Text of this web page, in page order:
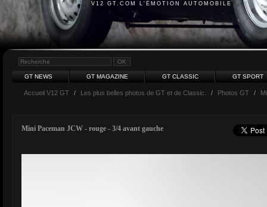
V12 GT.COM L'ÉMOTION AUTOMOBILE
GT NEWS GT MAGAZINE GT CLASSIC GT SPORT
Accueil V12 GT / Les plus belles photos de GT et de Classic. / Photos GT /
Mini Paceman JCW - rouge - 3/4 avant gauche